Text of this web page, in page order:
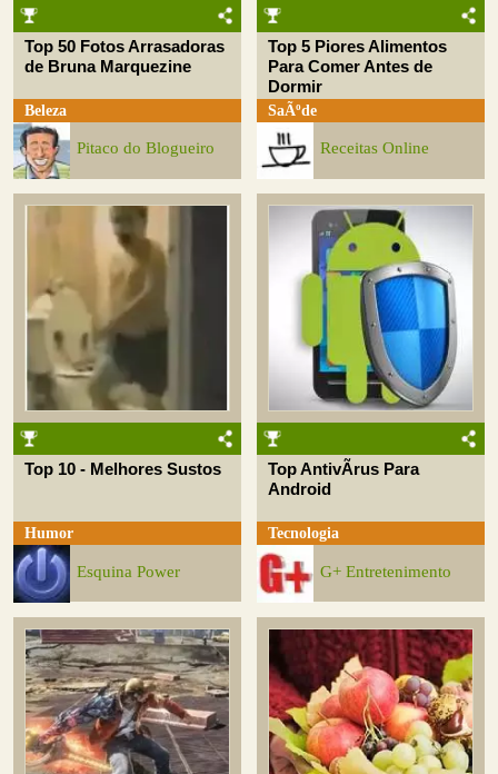
Top 50 Fotos Arrasadoras
de Bruna Marquezine
Beleza
Pitaco do Blogueiro
Top 5 Piores Alimentos
Para Comer Antes de
Dormir
SaÃºde
Receitas Online
Top 10 - Melhores Sustos
Humor
Esquina Power
Top AntivÃ­rus Para
Android
Tecnologia
G+ Entretenimento